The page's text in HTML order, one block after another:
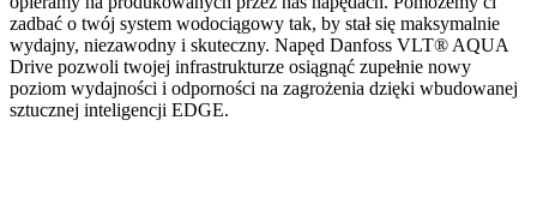
zadbać o twój system wodociągowy tak, by stał się maksymalnie
wydajny, niezawodny i skuteczny. Napęd Danfoss VLT® AQUA
Drive pozwoli twojej infrastrukturze osiągnąć zupełnie nowy
poziom wydajności i odporności na zagrożenia dzięki wbudowanej
sztucznej inteligencji EDGE.